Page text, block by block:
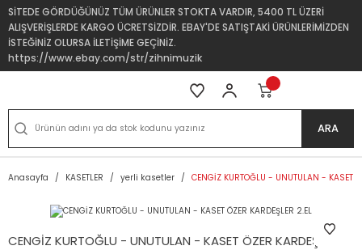
SİTEDE GÖRDÜĞÜNÜZ TÜM ÜRÜNLER STOKTA VARDIR, 5400 TL ÜZERİ
ALIŞVERİŞLERDE KARGO ÜCRETSİZDİR. EBAY'DE SATIŞTAKİ ÜRÜNLERİMİZDEN
İSTEĞİNİZ OLURSA İLETİŞİME GEÇİNİZ.
https://www.ebay.com/str/zihnimuzik
ARA
Anasayfa KASETLER yerli kasetler CENGİZ KURTOĞLU - UNUTULAN - KASET
CENGİZ KURTOĞLU - UNUTULAN - KASET ÖZER KARDEŞLER